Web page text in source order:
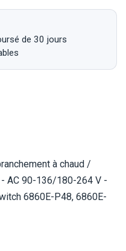
de 30 jours
à chaud /
AC 90-136/180-264 V -
6860E-P48, 6860E-